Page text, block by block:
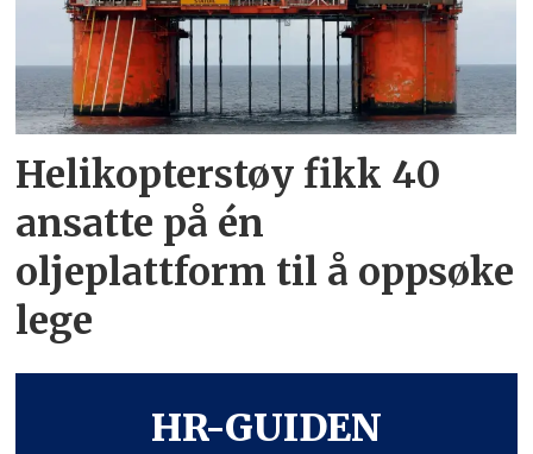
Helikopterstøy fikk 40
ansatte på én
oljeplattform til å oppsøke
lege
HR-GUIDEN